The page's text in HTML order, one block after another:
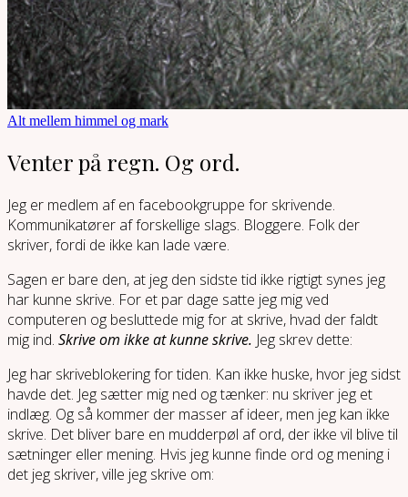
Alt mellem himmel og mark
Venter på regn. Og ord.
Jeg er medlem af en facebookgruppe for skrivende.
Kommunikatører af forskellige slags. Bloggere. Folk der
skriver, fordi de ikke kan lade være.
Sagen er bare den, at jeg den sidste tid ikke rigtigt synes jeg
har kunne skrive. For et par dage satte jeg mig ved
computeren og besluttede mig for at skrive, hvad der faldt
mig ind. Skrive om ikke at kunne skrive. Jeg skrev dette:
Jeg har skriveblokering for tiden. Kan ikke huske, hvor jeg sidst
havde det. Jeg sætter mig ned og tænker: nu skriver jeg et
indlæg. Og så kommer der masser af ideer, men jeg kan ikke
skrive. Det bliver bare en mudderpøl af ord, der ikke vil blive til
sætninger eller mening. Hvis jeg kunne finde ord og mening i
det jeg skriver, ville jeg skrive om: